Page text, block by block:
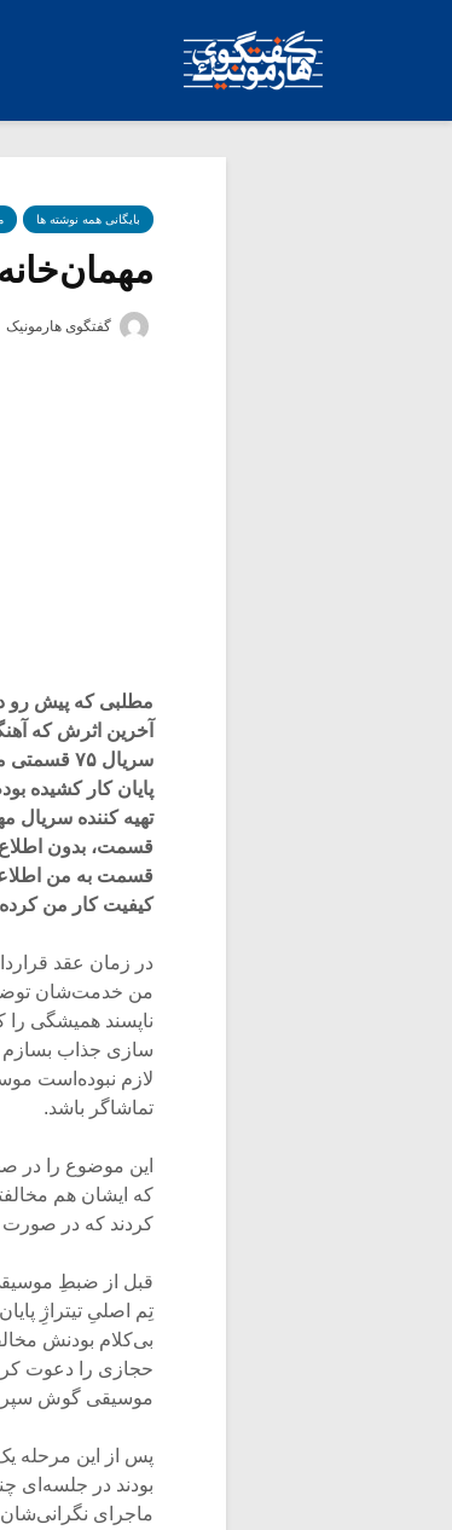
بایگانی همه نوشته ها
گفتگوی هارمونیک
مطلبی که پیش رو
سریال
پایان کار کشیده
قسمت به من
کیفیت کار من
در زمان عقد
من خدمت‌شان توضیح
ناپسند همیشگی را
سازی جذاب بسازم
لازم نبوده‌است
تماشاگر باشد.
این موضوع را در
که ایشان هم
کردند که در صورت
قبل از ضبطِ
تِم اصلیِ تیتراژِ
بی‌کلام بودنش
حجازی را دعوت
موسیقی گوش
پس از این مرحله
بودند در جلسه‌ای
ماجرای